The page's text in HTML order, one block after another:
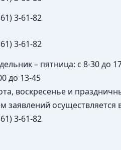
3-61-82
3-61-82
– пятница: с 8-30 до
до 13-45
воскресенье и
заявлений осуществляется
3-61-82